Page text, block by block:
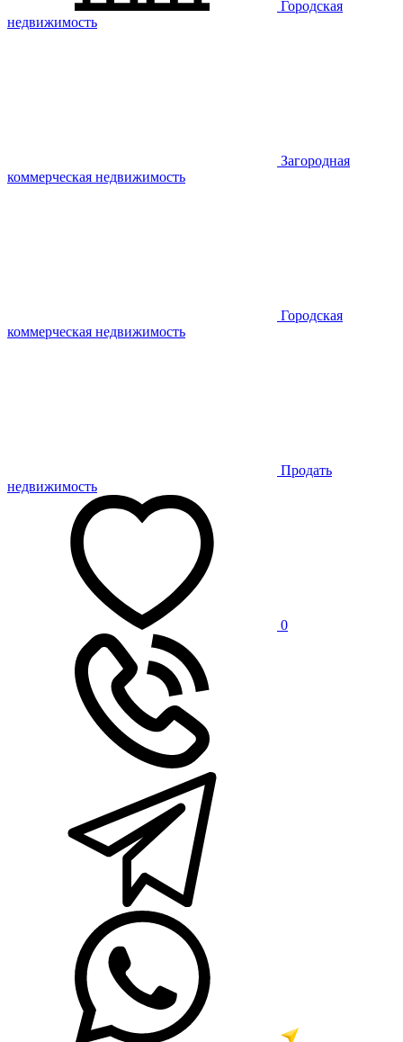
Городская
недвижимость
Загородная
коммерческая недвижимость
Городская
коммерческая недвижимость
Продать
недвижимость
0